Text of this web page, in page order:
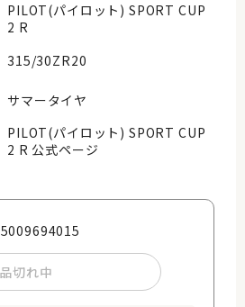
PILOT(パイロット) SPORT CUP
2 R
315/30ZR20
サマータイヤ
PILOT(パイロット) SPORT CUP
2 R 公式ページ
品切れ中